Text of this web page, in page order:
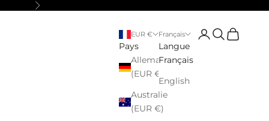
Suivant
EUR €
Pays
Allemagne
(EUR €)
Australie
(EUR €)
Français
Langue
Français
English
Connexion
Recherche
Panier